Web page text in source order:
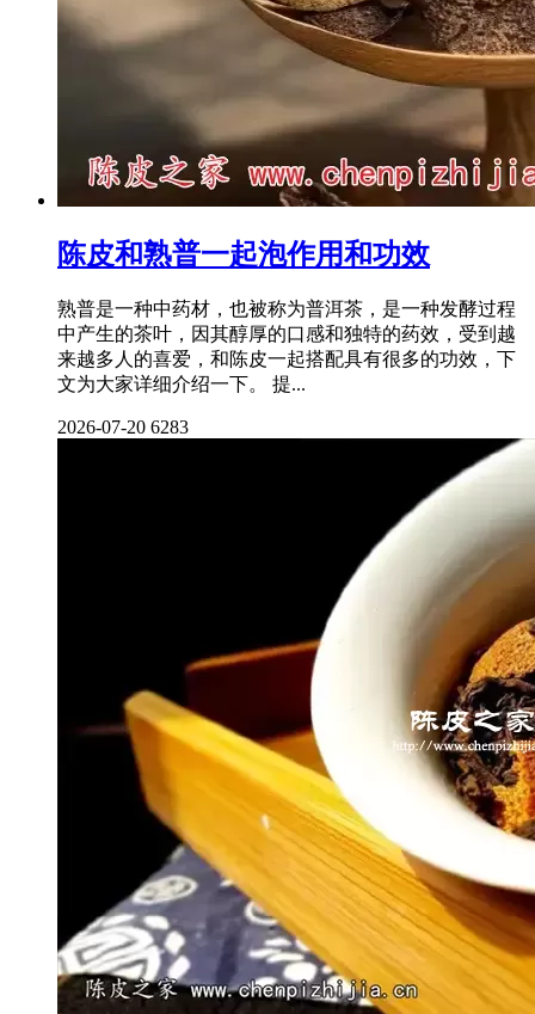
陈皮和熟普一起泡作用和功效
熟普是一种中药材，也被称为普洱茶，是一种发酵过程
中产生的茶叶，因其醇厚的口感和独特的药效，受到越
来越多人的喜爱，和陈皮一起搭配具有很多的功效，下
文为大家详细介绍一下。 提...
2026-07-20 6283